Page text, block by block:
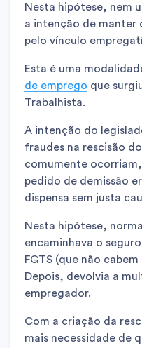
Nesta hipótese, nem
a intenção de manter
pelo vínculo
Esta é uma
de emprego que
Trabalhista.
A intenção do
fraudes na rescisão
comumente
pedido de demissão
dispensa sem justa
Nesta hipótese,
encaminhava o
FGTS (que não
Depois, devolvia a
empregador.
Com a criação da
mais necessidade de